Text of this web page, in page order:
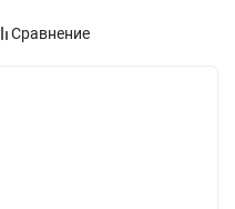
Сравнение